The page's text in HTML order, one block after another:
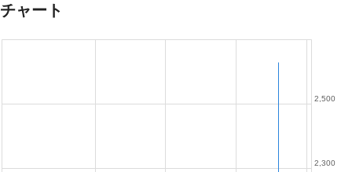
チャート
2,300
2,500